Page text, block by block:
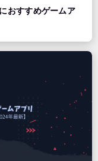
おすすめゲームア